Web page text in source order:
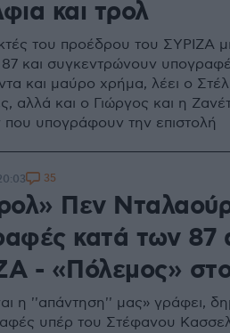
και τρολ
του προέδρου του ΣΥΡΙΖΑ
και συγκεντρώνουν
και μαύρο χρήμα, λέει ο
αλλά και ο Γιώργος και η
που υπογράφουν την επιστολή
Πεν
κατά των 87
- «Πόλεμος»
η ''απάντηση'' μας» γράφει,
υπέρ του Στέφανου
35